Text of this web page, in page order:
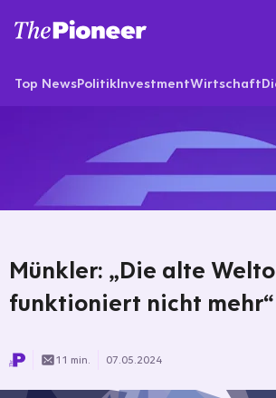
Top NewsPolitikInvestmentWirtschaft
Münkler: „Die alte
funktioniert nicht mehr“
11 min. 07.05.2024